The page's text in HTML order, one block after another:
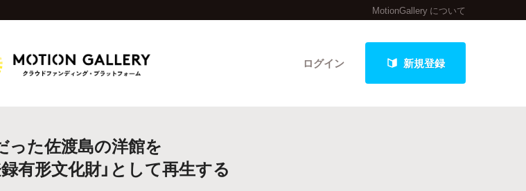
MotionGallery について
ログイン 新規登録
新着プロジェクト 終了間近のプロジェクト
った佐渡島の洋館を
有形文化財」として再生する